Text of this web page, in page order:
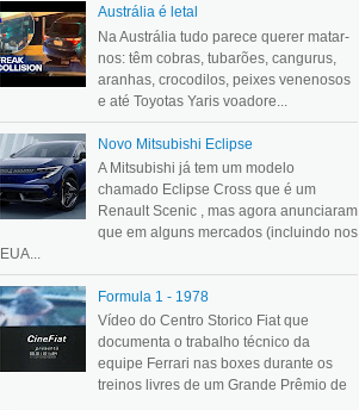
Austrália é letal
Na Austrália tudo parece querer matar-
nos: têm cobras, tubarões, cangurus,
aranhas, crocodilos, peixes venenosos
e até Toyotas Yaris voadore...
Novo Mitsubishi Eclipse
A Mitsubishi já tem um modelo
chamado Eclipse Cross que é um
Renault Scenic , mas agora anunciaram
que em alguns mercados (incluindo nos
EUA...
Formula 1 - 1978
Vídeo do Centro Storico Fiat que
documenta o trabalho técnico da
equipe Ferrari nas boxes durante os
treinos livres de um Grande Prêmio de
...